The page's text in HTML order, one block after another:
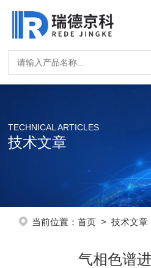
TECHNICAL ARTICLES
技术文章
当前位置： 首页> 技术文章
气相色谱